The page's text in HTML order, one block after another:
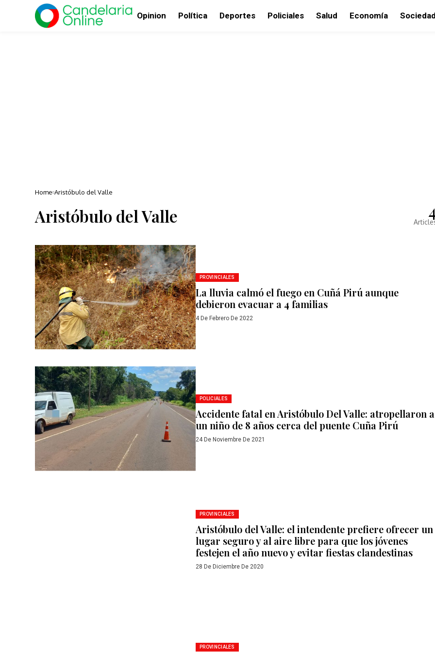
Opinion Política Deportes Policiales Salud Economía
Home Aristóbulo del Valle
Aristóbulo del Valle
PROVINCIALES
La lluvia calmó el fuego en Cuñá Pirú aunque
debieron evacuar a 4 familias
4 De Febrero De 2022
POLICIALES
Accidente fatal en Aristóbulo Del Valle: atropellaron a
un niño de 8 años cerca del puente Cuña Pirú
24 De Noviembre De 2021
PROVINCIALES
Aristóbulo del Valle: el intendente prefiere ofrecer un
lugar seguro y al aire libre para que los jóvenes
festejen el año nuevo y evitar fiestas clandestinas
28 De Diciembre De 2020
PROVINCIALES